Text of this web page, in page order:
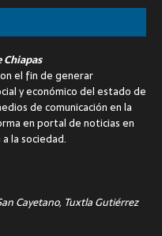
el fin de generar
y económico del estado de
de comunicación en la
en portal de noticias en
la sociedad.
Cayetano, Tuxtla Gutiérrez